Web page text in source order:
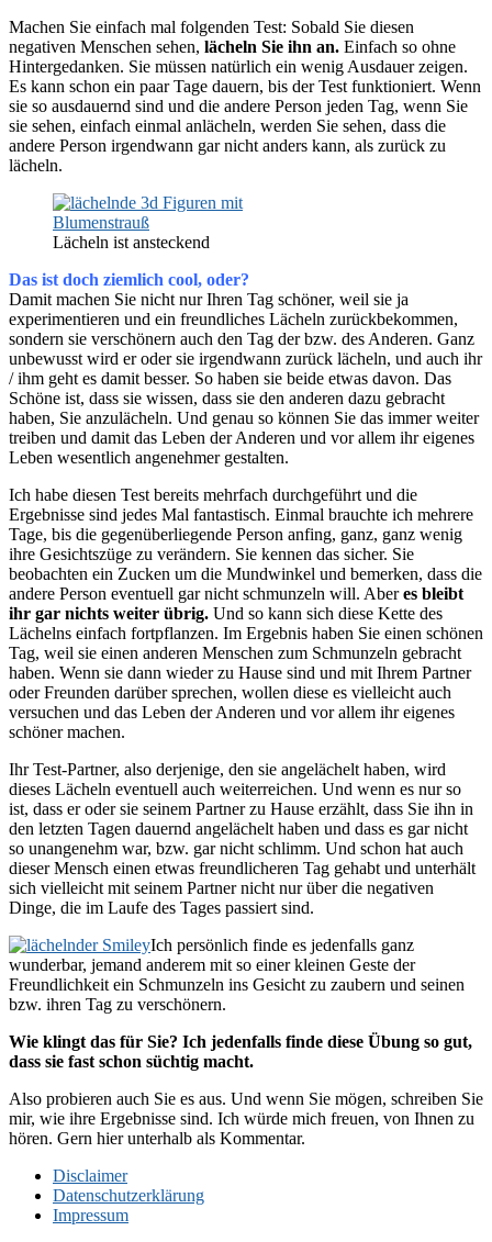
Machen Sie einfach mal folgenden Test: Sobald Sie diesen
negativen Menschen sehen, lächeln Sie ihn an. Einfach so ohne
Hintergedanken. Sie müssen natürlich ein wenig Ausdauer zeigen.
Es kann schon ein paar Tage dauern, bis der Test funktioniert. Wenn
sie so ausdauernd sind und die andere Person jeden Tag, wenn Sie
sie sehen, einfach einmal anlächeln, werden Sie sehen, dass die
andere Person irgendwann gar nicht anders kann, als zurück zu
lächeln.
Lächeln ist ansteckend
Das ist doch ziemlich cool, oder?
Damit machen Sie nicht nur Ihren Tag schöner, weil sie ja
experimentieren und ein freundliches Lächeln zurückbekommen,
sondern sie verschönern auch den Tag der bzw. des Anderen. Ganz
unbewusst wird er oder sie irgendwann zurück lächeln, und auch ihr
/ ihm geht es damit besser. So haben sie beide etwas davon. Das
Schöne ist, dass sie wissen, dass sie den anderen dazu gebracht
haben, Sie anzulächeln. Und genau so können Sie das immer weiter
treiben und damit das Leben der Anderen und vor allem ihr eigenes
Leben wesentlich angenehmer gestalten.
Ich habe diesen Test bereits mehrfach durchgeführt und die
Ergebnisse sind jedes Mal fantastisch. Einmal brauchte ich mehrere
Tage, bis die gegenüberliegende Person anfing, ganz, ganz wenig
ihre Gesichtszüge zu verändern. Sie kennen das sicher. Sie
beobachten ein Zucken um die Mundwinkel und bemerken, dass die
andere Person eventuell gar nicht schmunzeln will. Aberes bleibt
ihr gar nichts weiter übrig. Und so kann sich diese Kette des
Lächelns einfach fortpflanzen. Im Ergebnis haben Sie einen schönen
Tag, weil sie einen anderen Menschen zum Schmunzeln gebracht
haben. Wenn sie dann wieder zu Hause sind und mit Ihrem Partner
oder Freunden darüber sprechen, wollen diese es vielleicht auch
versuchen und das Leben der Anderen und vor allem ihr eigenes
schöner machen.
Ihr Test-Partner, also derjenige, den sie angelächelt haben, wird
dieses Lächeln eventuell auch weiterreichen. Und wenn es nur so
ist, dass er oder sie seinem Partner zu Hause erzählt, dass Sie ihn in
den letzten Tagen dauernd angelächelt haben und dass es gar nicht
so unangenehm war, bzw. gar nicht schlimm. Und schon hat auch
dieser Mensch einen etwas freundlicheren Tag gehabt und unterhält
sich vielleicht mit seinem Partner nicht nur über die negativen
Dinge, die im Laufe des Tages passiert sind.
Ich persönlich finde es jedenfalls ganz
wunderbar, jemand anderem mit so einer kleinen Geste der
Freundlichkeit ein Schmunzeln ins Gesicht zu zaubern und seinen
bzw. ihren Tag zu verschönern.
Wie klingt das für Sie? Ich jedenfalls finde diese Übung so gut,
dass sie fast schon süchtig macht.
Also probieren auch Sie es aus. Und wenn Sie mögen, schreiben Sie
mir, wie ihre Ergebnisse sind. Ich würde mich freuen, von Ihnen zu
hören. Gern hier unterhalb als Kommentar.
Disclaimer
Datenschutzerklärung
Impressum